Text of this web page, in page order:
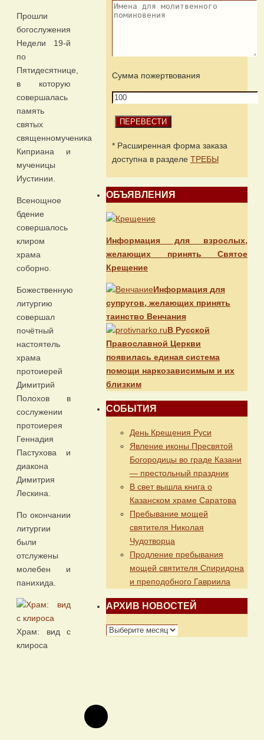
Прошли
богослужения
Недели 19-й
по
Пятидесятнице,
в которую
совершалась
память
святых
священномученика
Киприана и
мученицы
Иустинии.
Всенощное
бдение
совершалось
клиром
храма
соборно.
Божественную
литургию
совершал
почётный
настоятель
храма
протоиерей
Димитрий
Полохов в
сослужении
протоиерея
Геннадия
Пастухова и
диакона
Димитрия
Лескина.
По окончании
литургии
были
отслужены
молебен и
панихида.
Храм: вид с
клироса
Сумма пожертвования
* Расширенная форма заказа
доступна в разделе ТРЕБЫ
ОБЪЯВЛЕНИЯ
Информация для взрослых,
желающих принять Святое
Крещение
Информация для
супругов, желающих принять
таинство Венчания
В Русской
Православной Церкви
появилась единая система
помощи наркозависимым и их
близким
СОБЫТИЯ
День Крещения Руси
Явление иконы Пресвятой
Богородицы во граде Казани
— престольный праздник
В свет вышла книга о
Казанском храме Саратова
Пребывание мощей
святителя Николая
Чудотворца
Продление пребывания
мощей святителя Спиридона
и преподобного Гавриила
АРХИВ НОВОСТЕЙ
АРХИВ